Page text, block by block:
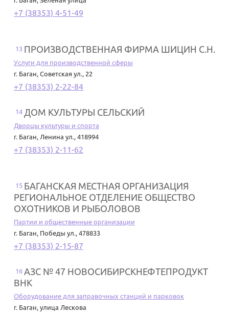
+7 (38353) 4-51-49
13 ПРОИЗВОДСТВЕННАЯ ФИРМА ШИЦИН С.Н.
Услуги для производственной сферы
г. Баган, Советская ул., 22
+7 (38353) 2-22-84
14 ДОМ КУЛЬТУРЫ СЕЛЬСКИЙ
Дворцы культуры и спорта
г. Баган, Ленина ул., 418994
+7 (38353) 2-11-62
15 БАГАНСКАЯ МЕСТНАЯ ОРГАНИЗАЦИЯ
РЕГИОНАЛЬНОЕ ОТДЕЛЕНИЕ ОБЩЕСТВО
ОХОТНИКОВ И РЫБОЛОВОВ
Партии и общественные организации
г. Баган, Победы ул., 478833
+7 (38353) 2-15-87
16 АЗС № 47 НОВОСИБИРСКНЕФТЕПРОДУКТ
ВНК
Оборудование для заправочных станций и парковок
г. Баган, улица Лескова